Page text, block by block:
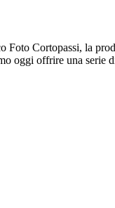
Cortopassi, la
oggi offrire una